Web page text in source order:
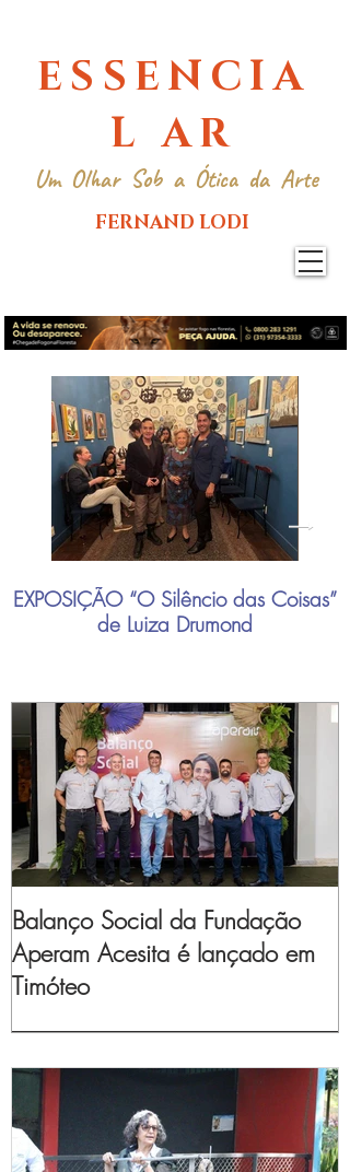
ESSENCIA
L AR
Um Olhar Sob a Ótica da Arte
FERNAND LODI
EXPOSIÇÃO “O Silêncio das Coisas”
de Luiza Drumond
Balanço Social da Fundação
Aperam Acesita é lançado em
Timóteo